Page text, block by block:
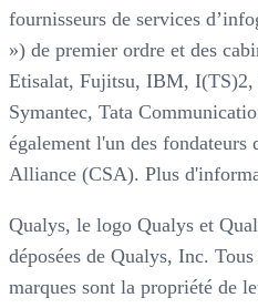
fournisseurs de services
») de premier ordre et des
Etisalat, Fujitsu, IBM,
Symantec, Tata
également l'un des
Alliance (CSA). Plus
Qualys, le logo Qualys et
déposées de Qualys, Inc.
marques sont la propriété de